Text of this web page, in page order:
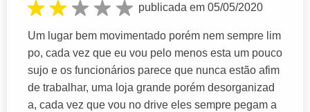
publicada em 05/05/2020
Um lugar bem movimentado porém nem sempre lim
po, cada vez que eu vou pelo menos esta um pouco
sujo e os funcionários parece que nunca estão afim
de trabalhar, uma loja grande porém desorganizad
a, cada vez que vou no drive eles sempre pegam a